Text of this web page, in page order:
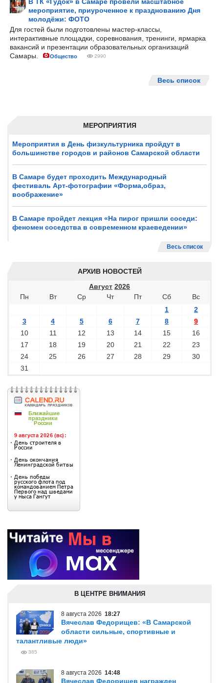
МЕРОПРИЯТИЯ
Мероприятия в День физкультурника пройдут в
большинстве городов и районов Самарской области
В Самаре будет проходить Международный
фестиваль Арт-фотографии «Форма,образ,
воображение»
В Самаре пройдет лекция «На пирог пришли соседи:
феномен соседства в современном краеведении»
Весь список
АРХИВ НОВОСТЕЙ
Август 2026
Пн
Вт Ср Чт Пт Сб
Вс
1
2
3
4 5 6 7 8
9
10
11 12 13 14 15
16
17
18 19 20 21 22
23
24
25 26 27 28 29
30
31
мероприятие, приуроченное к празднованию Дня
молодёжи: ФОТО
Для гостей были подготовлены мастер-классы,
интерактивные площадки, соревнования, тренинги, ярмарка
вакансий и презентации образовательных организаций
Самары.
Общество 2990
Весь список
В ЦЕНТРЕ ВНИМАНИЯ
8 августа 2026 18:27
Вячеслав Федорищев: «В Самарской
области сильные, спортивные и
талантливые люди»
385
8 августа 2026 14:48
Вячеслав Федорищев награжден